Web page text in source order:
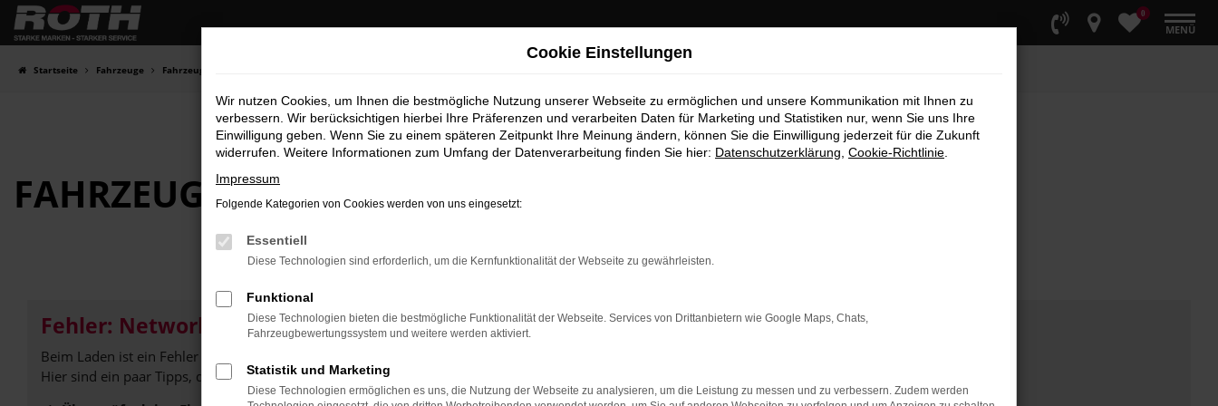
Zum
Hauptinhalt
0
MENÜ
Startseite Fahrzeuge Fahrzeugbestand
FAHRZEUG-SHOWROOM
Fehler: Network Error
Beim Laden ist ein Fehler aufgetreten.
Hier sind ein paar Tipps, die dir helfen können:
Cookie Einstellungen
Wir nutzen Cookies, um Ihnen die bestmögliche Nutzung unserer Webseite zu ermöglichen und unsere Kommunikation mit Ihnen zu
verbessern. Wir berücksichtigen hierbei Ihre Präferenzen und verarbeiten Daten für Marketing und Statistiken nur, wenn Sie uns Ihre
Einwilligung geben. Wenn Sie zu einem späteren Zeitpunkt Ihre Meinung ändern, können Sie die Einwilligung jederzeit für die Zukunft
widerrufen. Weitere Informationen zum Umfang der Datenverarbeitung finden Sie hier: Datenschutzerklärung Cookie-Richtlinie
Impressum
Folgende Kategorien von Cookies werden von uns eingesetzt:
Essentiell
Diese Technologien sind erforderlich, um die Kernfunktionalität der Webseite zu gewährleisten.
Funktional
Diese Technologien bieten die bestmögliche Funktionalität der Webseite. Services von Drittanbietern wie Google Maps, Chats,
Fahrzeugbewertungssystem und weitere werden aktiviert.
Statistik und Marketing
Diese Technologien ermöglichen es uns, die Nutzung der Webseite zu analysieren, um die Leistung zu messen und zu verbessern. Zudem werden